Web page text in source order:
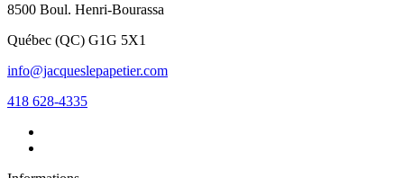
8500 Boul. Henri-Bourassa
Québec (QC) G1G 5X1
info@jacqueslepapetier.com
418 628-4335